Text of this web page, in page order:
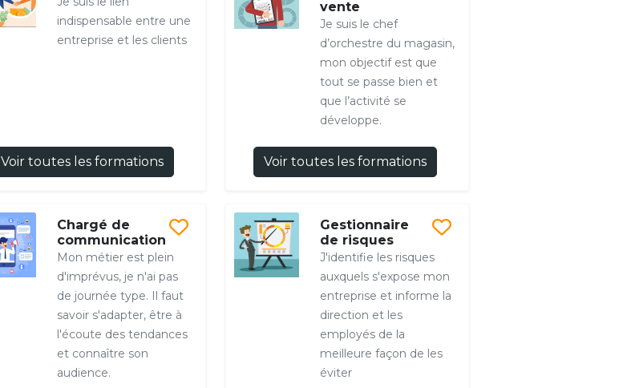
indispensable entre une
entreprise et les clients
Voir toutes les formations
vente
Je suis le chef
d’orchestre du magasin,
mon objectif est que
tout se passe bien et
que l’activité se
développe.
Voir toutes les formations
Chargé de
communication
Mon métier est plein
d'imprévus, je n'ai pas
de journée type. Il faut
savoir s'adapter, être à
l'écoute des tendances
et connaître son
audience.
Gestionnaire
de risques
J'identifie les risques
auxquels s'expose mon
entreprise et informe la
direction et les
employés de la
meilleure façon de les
éviter